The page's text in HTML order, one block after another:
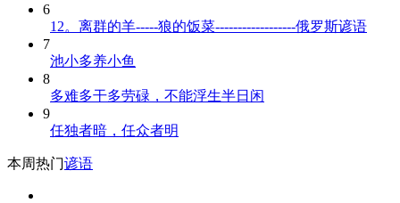
6
12。离群的羊-----狼的饭菜------------------俄罗斯谚语
7
池小多养小鱼
8
多难多干多劳碌，不能浮生半日闲
9
任独者暗，任众者明
本周热门谚语